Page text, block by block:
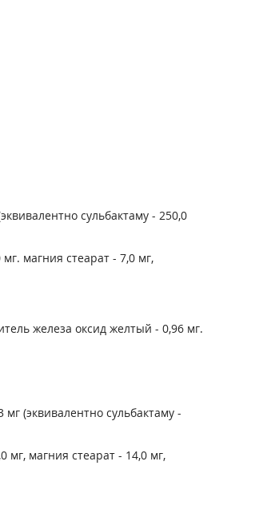
сульбактаму - 250,0
магния стеарат - 7,0 мг,
железа оксид желтый - 0,96 мг.
(эквивалентно сульбактаму -
мг, магния стеарат - 14,0 мг,